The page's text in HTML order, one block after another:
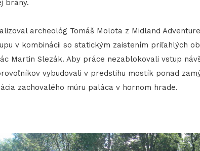
brány.
archeológ Tomáš Molota z Midland
v kombinácii so statickým zaistením priľahlých
Martin Slezák. Aby práce nezablokovali vstup
vybudovali v predstihu mostík ponad
zachovalého múru paláca v hornom hrade.